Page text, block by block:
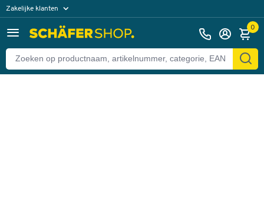
Zakelijke klanten
Particuliere klanten 0
Terug